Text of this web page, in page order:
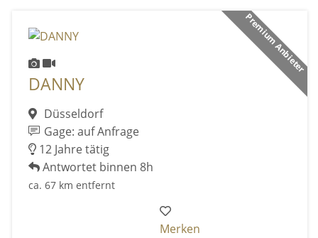
Premium Anbieter
DANNY
Düsseldorf
Gage: auf Anfrage
12 Jahre tätig
Antwortet binnen 8h
ca. 67 km entfernt
Merken